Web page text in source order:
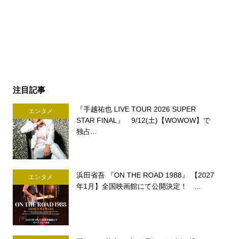
注目記事
エンタメ
『手越祐也 LIVE TOUR 2026 SUPER
STAR FINAL』 9/12(土)【WOWOW】で
独占...
エンタメ
浜田省吾 『ON THE ROAD 1988』 【2027
年1月】全国映画館にて公開決定！ ...